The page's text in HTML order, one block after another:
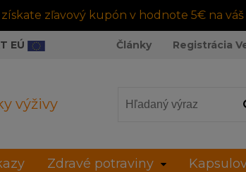
zľavový kupón v hodnote 5€ na
výživy
EÚ Články Registrácia
Zdravé potraviny